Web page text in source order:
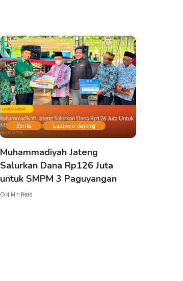
Berita Lazismu Jateng
Muhammadiyah Jateng
Salurkan Dana Rp126 Juta
untuk SMPM 3 Paguyangan
4 Min Read